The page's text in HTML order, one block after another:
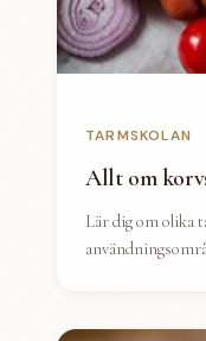
TARMSKOLAN
Allt om
Lär dig om olika